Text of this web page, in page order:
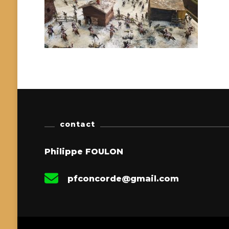
contact
Philippe FOULON
pfconcorde@gmail.com